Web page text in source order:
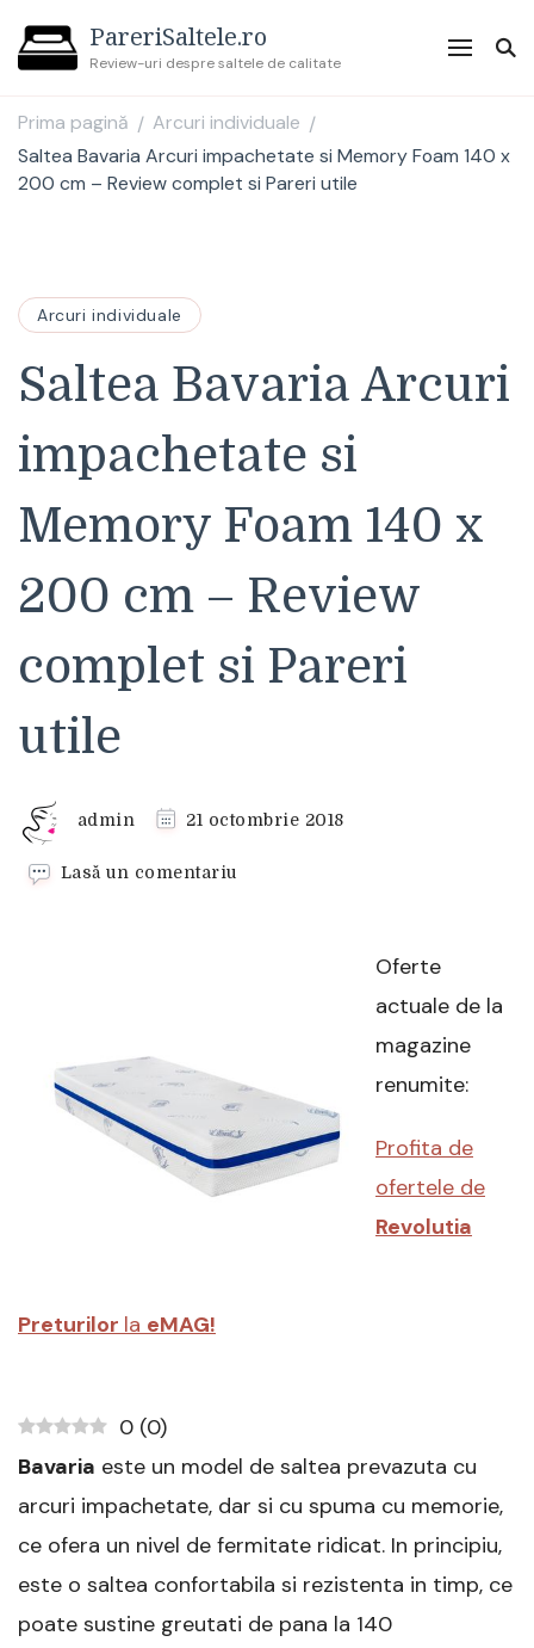
PareriSaltele.ro
Review-uri despre saltele de calitate
Prima pagină / Arcuri individuale /
Saltea Bavaria Arcuri impachetate si Memory Foam 140 x
200 cm – Review complet si Pareri utile
Arcuri individuale
Saltea Bavaria Arcuri
impachetate si
Memory Foam 140 x
200 cm – Review
complet si Pareri
utile
admin 21 octombrie 2018
Lasă un comentariu
x
cm
–
Review
Oferte
actuale de la
magazine
renumite:
Profita de
ofertele de
Revolutia
Preturilor la eMAG!
0 (0)
Bavaria este un model de saltea prevazuta cu
arcuri impachetate, dar si cu spuma cu memorie,
ce ofera un nivel de fermitate ridicat. In principiu,
este o saltea confortabila si rezistenta in timp, ce
poate sustine greutati de pana la 140